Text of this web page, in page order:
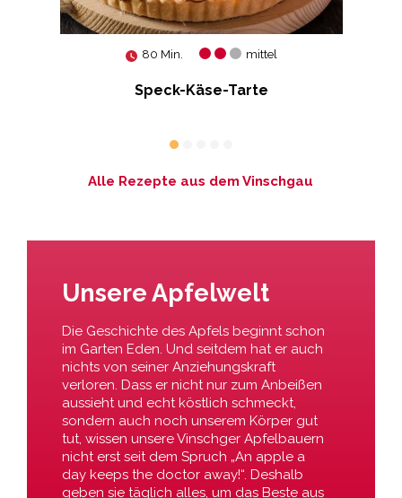
80 Min. mittel
Speck-Käse-Tarte
Alle Rezepte aus dem Vinschgau
Unsere Apfelwelt
Die Geschichte des Apfels beginnt schon
im Garten Eden. Und seitdem hat er auch
nichts von seiner Anziehungskraft
verloren. Dass er nicht nur zum Anbeißen
aussieht und echt köstlich schmeckt,
sondern auch noch unserem Körper gut
tut, wissen unsere Vinschger Apfelbauern
nicht erst seit dem Spruch „An apple a
day keeps the doctor away!“. Deshalb
geben sie täglich alles, um das Beste aus